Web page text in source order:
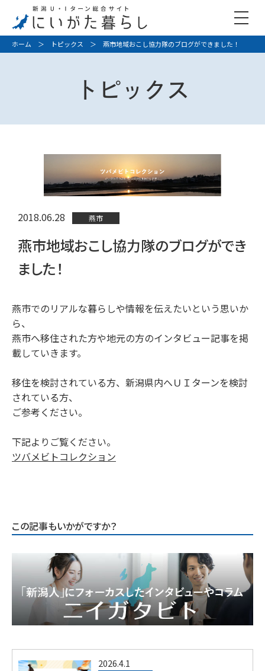
ホーム ＞ トピックス ＞ 燕市地域おこし協力隊のブログができました！
トピックス
2018.06.28 燕市
燕市地域おこし協力隊のブログができ
ました！
燕市でのリアルな暮らしや情報を伝えたいという思いか
ら、
燕市へ移住された方や地元の方のインタビュー記事を掲
載していきます。
移住を検討されている方、新潟県内へＵＩターンを検討
されている方、
ご参考ください。
下記よりご覧ください。
ツバメビトコレクション
この記事もいかがですか？
2026.4.1